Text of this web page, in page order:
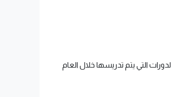
التي يتم تدريسها خلال العام